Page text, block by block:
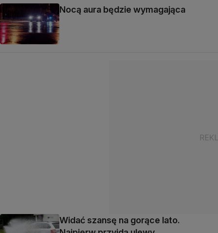
Nocą aura będzie wymagająca
Widać szansę na gorące lato.